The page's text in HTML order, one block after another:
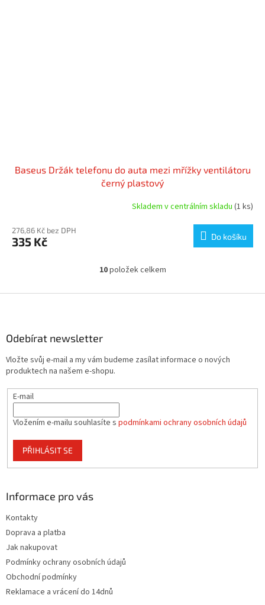
Baseus Držák telefonu do auta mezi mřížky ventilátoru
černý plastový
Skladem v centrálním skladu (1 ks)
276,86 Kč bez DPH
335 Kč Do košíku
O
l
p
v
v
s
10položek celkem
Odebírat newsletter
Vložte svůj e-mail a my vám budeme zasílat informace o nových
produktech na našem e-shopu.
E-mail
Vložením e-mailu souhlasíte s podmínkami ochrany osobních údajů
PŘIHLÁSIT SE
Informace pro vás
Kontakty
Doprava a platba
Jak nakupovat
Podmínky ochrany osobních údajů
Obchodní podmínky
Reklamace a vrácení do 14dnů